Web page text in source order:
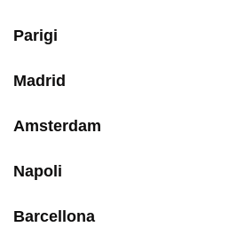
Parigi
Madrid
Amsterdam
Napoli
Barcellona